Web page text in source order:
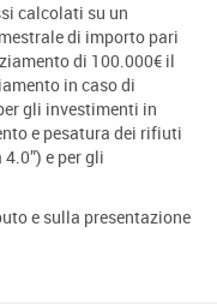
calcolati su un
di importo pari
di 100.000€ il
in caso di
gli investimenti in
e pesatura dei rifiuti
e per gli
e sulla presentazione